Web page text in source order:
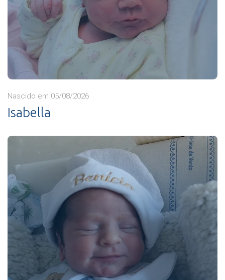
Nascido em 05/08/2026
Isabella